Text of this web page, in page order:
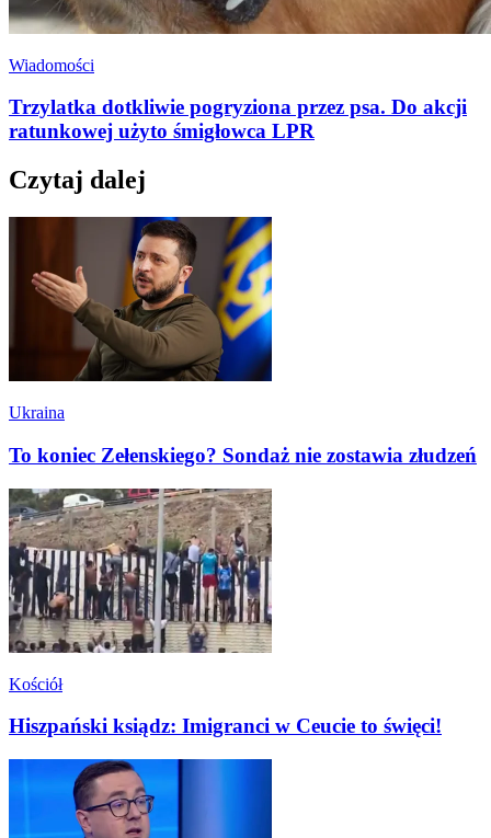
Wiadomości
Trzylatka dotkliwie pogryziona przez psa. Do akcji
ratunkowej użyto śmigłowca LPR
Czytaj dalej
Ukraina
To koniec Zełenskiego? Sondaż nie zostawia złudzeń
Kościół
Hiszpański ksiądz: Imigranci w Ceucie to święci!